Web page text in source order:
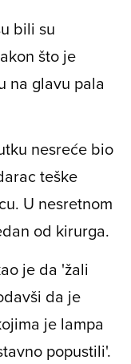
bili su
što je
na glavu pala
nesreće bio
teške
U nesretnom
od kirurga.
je da 'žali
da je
je lampa
popustili'.